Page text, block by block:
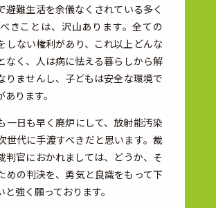
避難生活を余儀なくされている多く
きことは、沢山あります。全ての
しない権利があり、これ以上どんな
なく、人は病に怯える暮らしから解
りませんし、子どもは安全な環境で
ります。
一日も早く廃炉にして、放射能汚染
世代に手渡すべきだと思います。裁
判官におかれましては、どうか、そ
めの判決を、勇気と良識をもって下
強く願っております。